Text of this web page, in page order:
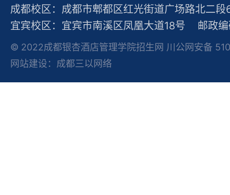
成都校区：成都市郫都区红光街道广场路北二
宜宾校区：宜宾市南溪区凤凰大道18号 邮政
© 2022成都银杏酒店管理学院招生网 川公网安备
网站建设：成都三以网络